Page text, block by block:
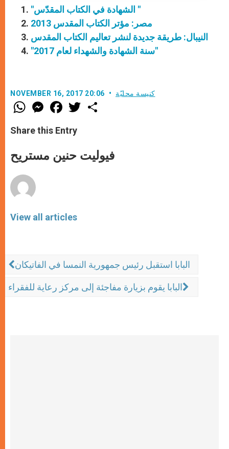
"الشهادة في الكتاب المقدّس "
مصر: مؤتر الكتاب المقدس 2013
النيبال: طريقة جديدة لنشر تعاليم الكتاب المقدس
"سنة الشهادة والشهداء لعام 2017"
NOVEMBER 16, 2017 20:06 كنيسة محليّة
W
h
t
s
p
p
M
e
s
e
e
F
a
e
b
o
k
w
r
Share this Entry
فيوليت حنين مستريح
View all articles
البابا استقبل رئيس جمهورية النمسا في الفاتيكان
البابا يقوم بزيارة مفاجئة إلى مركز رعاية للفقراء